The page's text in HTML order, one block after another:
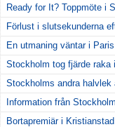
Ready for It? Toppmöte i
Förlust i slutsekunderna
En utmaning väntar i Paris
Stockholm tog fjärde raka
Stockholms andra
Information från
Bortapremiär i Kristianstad